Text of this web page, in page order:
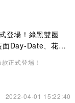
登場！綠黑雙圈
Day-Date、花卉
正式登場！
2022-04-01 15:22:40